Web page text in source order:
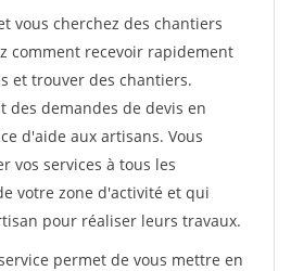
vous cherchez des chantiers
comment recevoir rapidement
et trouver des chantiers.
des demandes de devis en
d'aide aux artisans. Vous
vos services à tous les
votre zone d'activité et qui
pour réaliser leurs travaux.
permet de vous mettre en